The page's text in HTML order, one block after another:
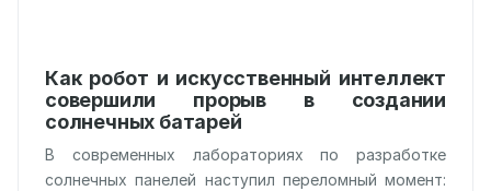
Как робот и искусственный интеллект
совершили прорыв в создании
солнечных батарей
В современных лабораториях по разработке
солнечных панелей наступил переломный момент: